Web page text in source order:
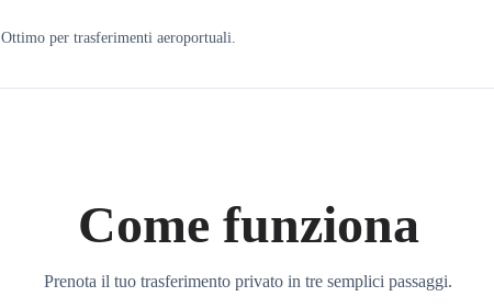
per trasferimenti aeroportuali.
Come funziona
Prenota il tuo trasferimento privato in tre semplici passaggi.